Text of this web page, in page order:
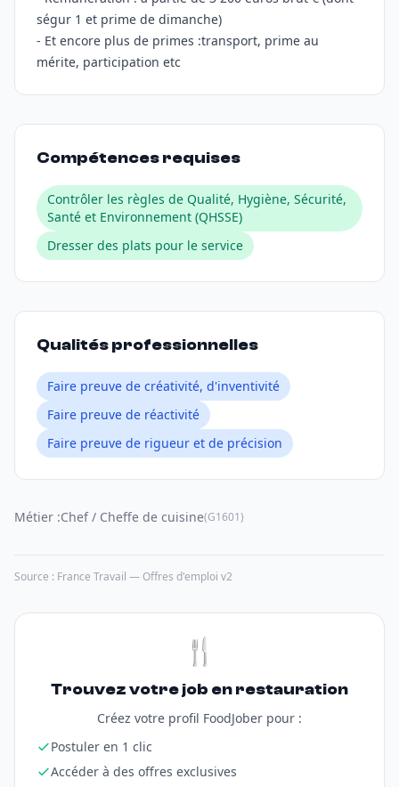
ségur 1 et prime de dimanche)
- Et encore plus de primes :transport, prime au
mérite, participation etc
Compétences requises
Contrôler les règles de Qualité, Hygiène, Sécurité,
Santé et Environnement (QHSSE)
Dresser des plats pour le service
Qualités professionnelles
Faire preuve de créativité, d'inventivité
Faire preuve de réactivité
Faire preuve de rigueur et de précision
Métier :Chef / Cheffe de cuisine(G1601)
Source : France Travail — Offres d'emploi v2
🍴
Trouvez votre job en restauration
Créez votre profil FoodJober pour :
Postuler en 1 clic
Accéder à des offres exclusives